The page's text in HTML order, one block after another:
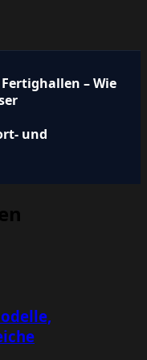
– Wie
und